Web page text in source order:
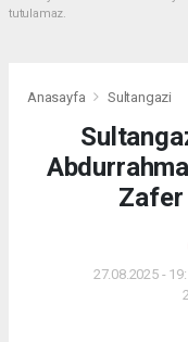
tutulamaz.
Anasayfa Sultangazi
Zafer
27.08.2025 -